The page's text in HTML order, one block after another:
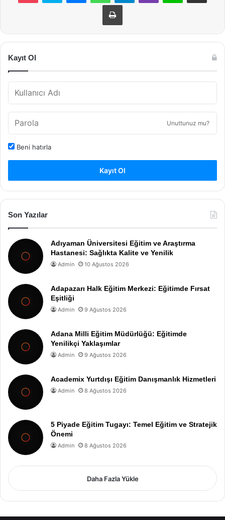
Yazdır
Kayıt Ol
Unuttunuz mu?
Beni hatırla
Kayıt Ol
Son Yazılar
Adıyaman Üniversitesi Eğitim ve Araştırma
Hastanesi: Sağlıkta Kalite ve Yenilik
Admin 10 Ağustos 2026
Adapazarı Halk Eğitim Merkezi: Eğitimde Fırsat
Eşitliği
Admin 9 Ağustos 2026
Adana Milli Eğitim Müdürlüğü: Eğitimde
Yenilikçi Yaklaşımlar
Admin 9 Ağustos 2026
Academix Yurtdışı Eğitim Danışmanlık Hizmetleri
Admin 8 Ağustos 2026
5 Piyade Eğitim Tugayı: Temel Eğitim ve Stratejik
Önemi
Admin 8 Ağustos 2026
Daha Fazla Yükle